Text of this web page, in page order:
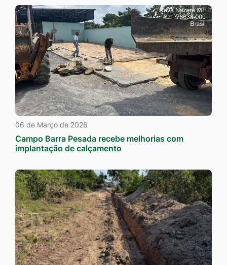
06 de Março de 2026
Campo Barra Pesada recebe melhorias com
implantação de calçamento